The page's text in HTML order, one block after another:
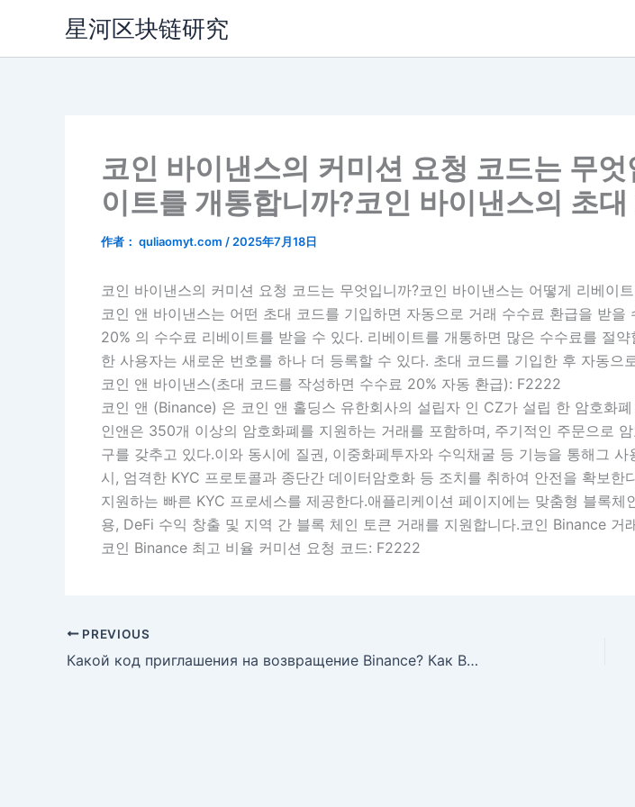
内
星河区块链研究
코인 바이낸스의 커미션 요청 코드는 무
이트를 개통합니까?코인 바이낸스의 초
作者： quliaomyt.com / 2025年7月18日
코인 바이낸스의 커미션 요청 코드는 무엇입니까?코인 바이낸스는 어떻게 리베이
코인 앤 바이낸스는 어떤 초대 코드를 기입하면 자동으로 거래 수수료 환급을 받
20% 의 수수료 리베이트를 받을 수 있다. 리베이트를 개통하면 많은 수수료를 절
한 사용자는 새로운 번호를 하나 더 등록할 수 있다. 초대 코드를 기입한 후 자동
코인 앤 바이낸스(초대 코드를 작성하면 수수료 20% 자동 환급): F2222
코인 앤 (Binance) 은 코인 앤 홀딩스 유한회사의 설립자 인 CZ가 설립 한 암호화
인앤은 350개 이상의 암호화폐를 지원하는 거래를 포함하며, 주기적인 주문으로
구를 갖추고 있다.이와 동시에 질권, 이중화페투자와 수익채굴 등 기능을 통해그
시, 엄격한 KYC 프로토콜과 종단간 데이터암호화 등 조치를 취하여 안전을 확보
지원하는 빠른 KYC 프로세스를 제공한다.애플리케이션 페이지에는 맞춤형 블록
용, DeFi 수익 창출 및 지역 간 블록 체인 토큰 거래를 지원합니다.코인 Binance
코인 Binance 최고 비율 커미션 요청 코드: F2222
PREVIOUS
Какой код приглашения на возвращение Binance? Как Binance может вернуть домашнюю прислугу? Код приглашения Binance: F2222